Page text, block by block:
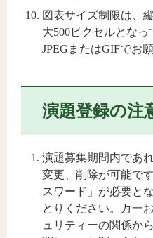
図表サイズ制限は、
大500ピクセルとな
JPEGまたはGIFでお
演題登録の注
演題募集期間内であ
変更、削除が可能で
スワード」が必要と
とりください。万一
ュリティーの関係か